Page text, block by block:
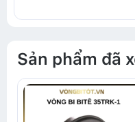
Sản phẩm đã